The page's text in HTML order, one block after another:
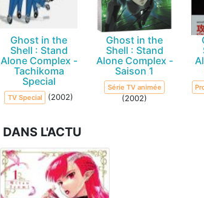
Ghost in the
Shell : Stand
Alone Complex -
Tachikoma
Special
TV Special (2002)
Ghost in the
Shell : Stand
Alone Complex -
Saison 1
Série TV animée
(2002)
DANS L'ACTU